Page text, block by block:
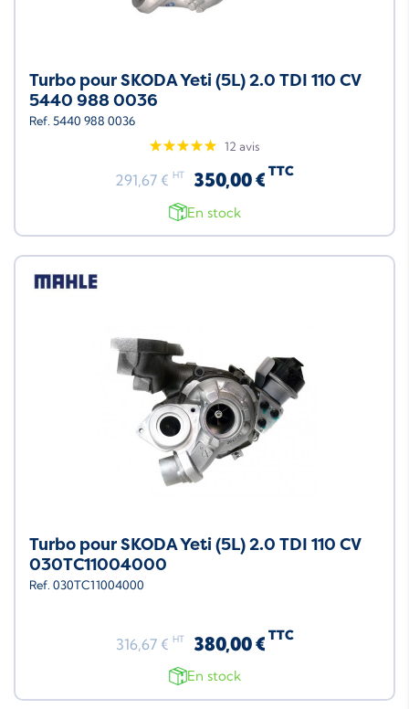
Turbo pour SKODA Yeti (5L) 2.0 TDI 110 CV
5440 988 0036
Ref. 5440 988 0036
12 avis
291,67 € HT 350,00 € TTC
En stock
Turbo pour SKODA Yeti (5L) 2.0 TDI 110 CV
030TC11004000
Ref. 030TC11004000
316,67 € HT 380,00 € TTC
En stock